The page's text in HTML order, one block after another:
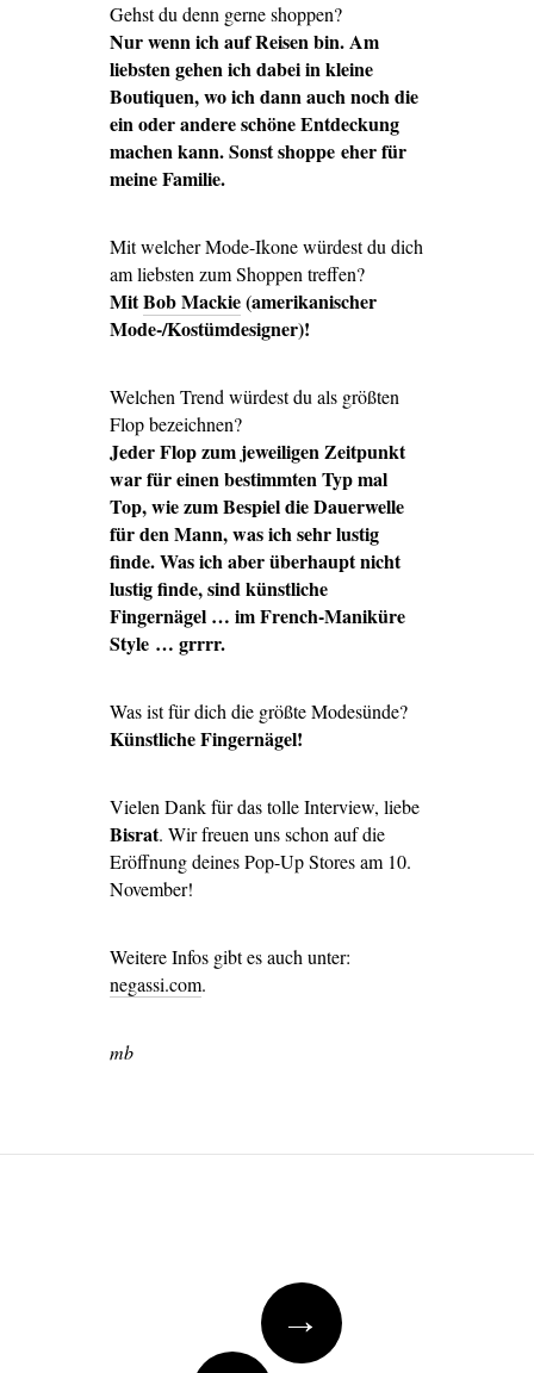
Gehst du denn gerne shoppen?
Nur wenn ich auf Reisen bin. Am
liebsten gehen ich dabei in kleine
Boutiquen, wo ich dann auch noch die
ein oder andere schöne Entdeckung
machen kann. Sonst shoppe eher für
meine Familie.
Mit welcher Mode-Ikone würdest du dich
am liebsten zum Shoppen treffen?
MitBob Mackie(amerikanischer
Mode-/Kostümdesigner)!
Welchen Trend würdest du als größten
Flop bezeichnen?
Jeder Flop zum jeweiligen Zeitpunkt
war für einen bestimmten Typ mal
Top, wie zum Bespiel die Dauerwelle
für den Mann, was ich sehr lustig
finde. Was ich aber überhaupt nicht
lustig finde, sind künstliche
Fingernägel … im French-Maniküre
Style … grrrr.
Was ist für dich die größte Modesünde?
Künstliche Fingernägel!
Vielen Dank für das tolle Interview, liebe
Bisrat. Wir freuen uns schon auf die
Eröffnung deines Pop-Up Stores am 10.
November!
Weitere Infos gibt es auch unter:
negassi.com.
mb
Post navigation
→